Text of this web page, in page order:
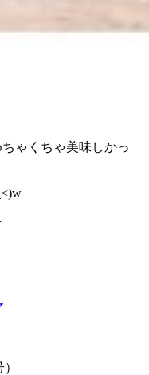
ゃくちゃ美味しかっ